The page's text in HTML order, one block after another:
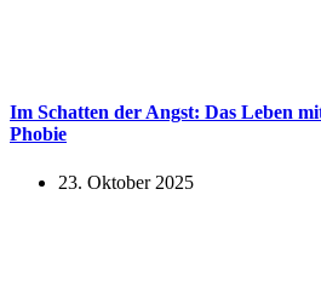
Im Schatten der Angst: Das Leben
Phobie
23. Oktober 2025